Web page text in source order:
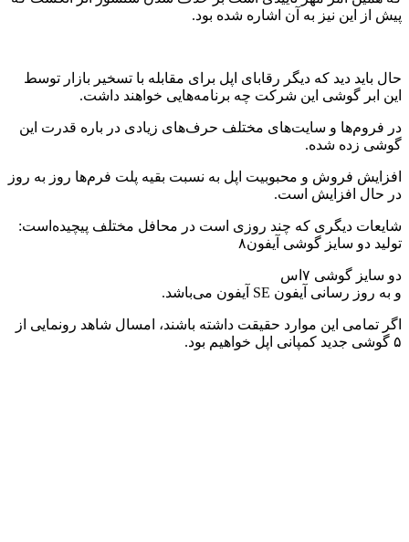
پیش از این نیز به آن اشاره شده بود.
حال باید دید که دیگر رقابای اپل برای مقابله با تسخیر بازار توسط
این ابر گوشی این شرکت چه برنامه‌هایی خواهند داشت.
در فروم‌ها و سایت‌های مختلف حرف‌های زیادی در باره قدرت این
گوشی زده شده.
افزایش فروش و محبوبیت اپل به نسبت بقیه پلت فرم‌ها روز به روز
در حال افزایش است.
شایعات دیگری که چند روزی است در محافل مختلف پیچیده‌است:
تولید دو سایز گوشی آیفون۸
دو سایز گوشی ۷اس
و به روز رسانی آیفون SE آیفون می‌باشد.
اگر تمامی این موارد حقیقت داشته باشند، امسال شاهد رونمایی از
۵ گوشی جدید کمپانی اپل خواهیم بود.